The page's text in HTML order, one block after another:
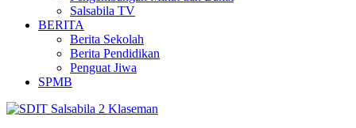
Salsabila TV
BERITA
Berita Sekolah
Berita Pendidikan
Penguat Jiwa
SPMB